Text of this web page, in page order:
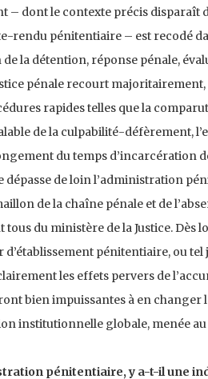
– dont le contexte précis disparaît
rendu pénitentiaire – est recodé
la détention, réponse pénale,
pénale recourt
rapides telles que la
de la culpabilité-défèrement,
du temps d’incarcération
dépasse de loin l’administration
de la chaîne pénale et de
du ministère de la Justice. Dès
pénitentiaire, ou
les effets pervers de
bien impuissantes à en
institutionnelle globale, menée
pénitentiaire, y a-t-il une